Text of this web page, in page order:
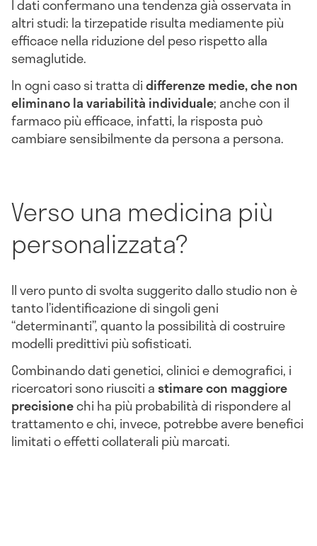
I dati confermano una tendenza già osservata in
altri studi: la tirzepatide risulta mediamente più
efficace nella riduzione del peso rispetto alla
semaglutide.
In ogni caso si tratta didifferenze medie, che non
eliminano la variabilità individuale; anche con il
farmaco più efficace, infatti, la risposta può
cambiare sensibilmente da persona a persona.
Verso una medicina più
personalizzata?
Il vero punto di svolta suggerito dallo studio non è
tanto l’identificazione di singoli geni
“determinanti”, quanto la possibilità di costruire
modelli predittivi più sofisticati.
Combinando dati genetici, clinici e demografici, i
ricercatori sono riusciti astimare con maggiore
precisionechi ha più probabilità di rispondere al
trattamento e chi, invece, potrebbe avere benefici
limitati o effetti collaterali più marcati.